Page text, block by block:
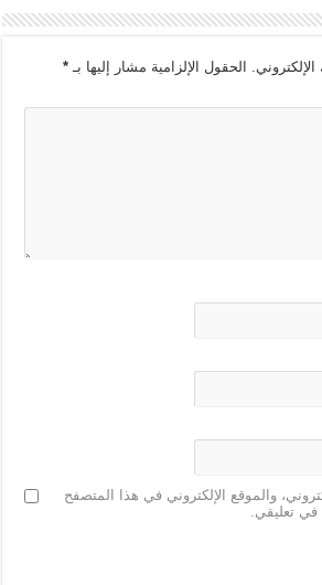
الحقول الإلزامية مشار إليها بـ*
والموقع الإلكتروني في هذا المتصفح
في تعليقي.